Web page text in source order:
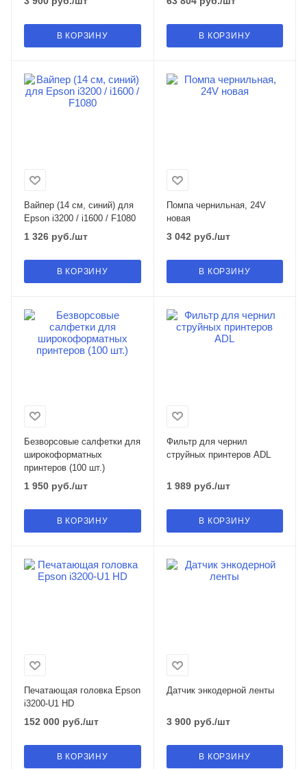
В КОРЗИНУ В КОРЗИНУ
Вайпер (14 см, синий) для
Epson i3200 / i1600 / F1080
1 326 руб./шт
В КОРЗИНУ
Помпа чернильная, 24V
новая
3 042 руб./шт
В КОРЗИНУ
Безворсовые салфетки для
широкоформатных
принтеров (100 шт.)
1 950 руб./шт
В КОРЗИНУ
Фильтр для чернил
струйных принтеров ADL
1 989руб./шт
В КОРЗИНУ
Печатающая головка Epson
i3200-U1 HD
152 000 руб./шт
В КОРЗИНУ
Датчик энкодерной ленты
3 900руб./шт
В КОРЗИНУ